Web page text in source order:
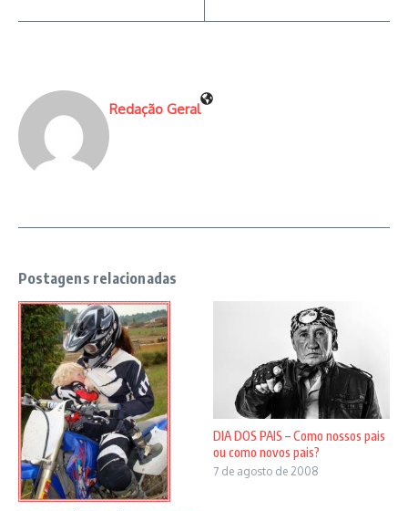
Redação Geral
Postagens relacionadas
DIA DOS PAIS – Como nossos pais
ou como novos pais?
7 de agosto de 2008